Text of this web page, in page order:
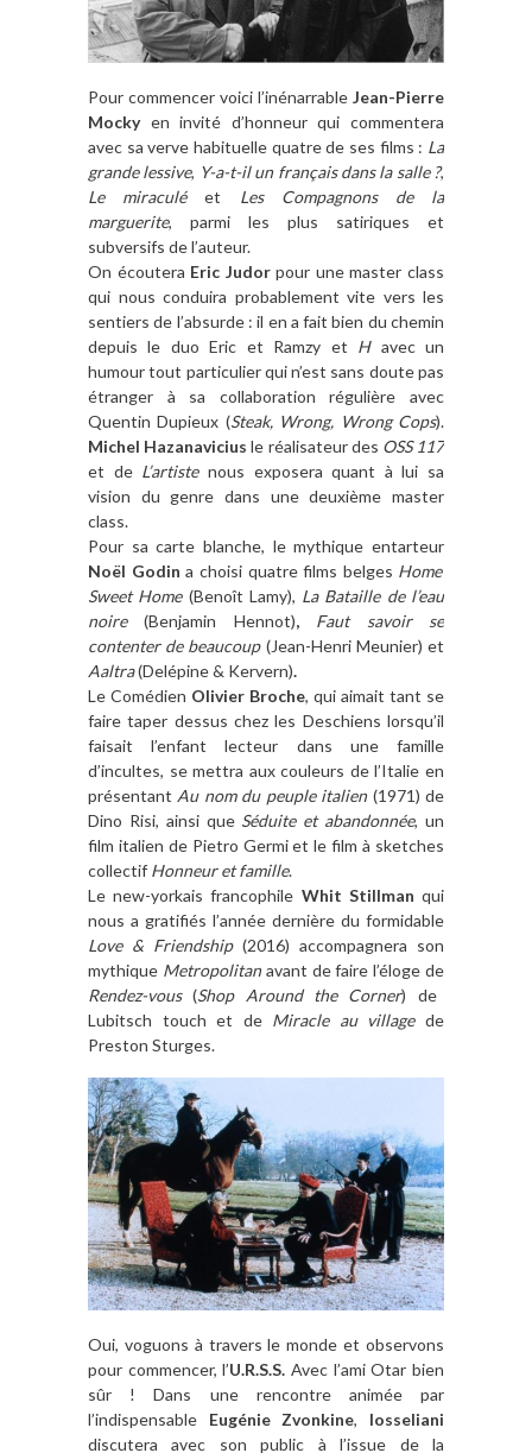
Pour commencer voici l’inénarrable Jean-Pierre
Mockyen invité d’honneur qui commentera
avec sa verve habituelle quatre de ses films : La
grande lessive, Y-a-t-il un français dans la salle ?,
Le miraculéet Les Compagnons de la
marguerite, parmi les plus satiriques et
subversifs de l’auteur.
On écoutera Eric Judorpour une master class
qui nous conduira probablement vite vers les
sentiers de l’absurde : il en a fait bien du chemin
depuis le duo Eric et Ramzy et Havec un
humour tout particulier qui n’est sans doute pas
étranger à sa collaboration régulière avec
Quentin Dupieux (Steak, Wrong, Wrong Cops).
Michel Hazanavicius le réalisateur des OSS 117
et de L’artistenous exposera quant à lui sa
vision du genre dans une deuxième master
class.
Pour sa carte blanche, le mythique entarteur
Noël Godin a choisi quatre films belges Home
Sweet Home(Benoît Lamy), La Bataille de l’eau
noire(Benjamin Hennot),Faut savoir se
contenter de beaucoup (Jean-Henri Meunier) et
Aaltra(Delépine & Kervern).
Le Comédien Olivier Broche, qui aimait tant se
faire taper dessus chez les Deschiens lorsqu’il
faisait l’enfant lecteur dans une famille
d’incultes, se mettra aux couleurs de l’Italie en
présentant Au nom du peuple italien (1971) de
Dino Risi, ainsi que Séduite et abandonnée, un
film italien de Pietro Germi et le film à sketches
collectif Honneur et famille.
Le new-yorkais francophile Whit Stillmanqui
nous a gratifiés l’année dernière du formidable
Love & Friendship(2016) accompagnera son
mythique Metropolitanavant de faire l’éloge de
Rendez-vous(Shop Around the Corner) de
Lubitsch touch et de Miracle au villagede
Preston Sturges.
Oui, voguons à travers le monde et observons
pour commencer, l’U.R.S.S.Avec l’ami Otar bien
sûr ! Dans une rencontre animée par
l’indispensable Eugénie Zvonkine, Iosseliani
discutera avec son public à l’issue de la